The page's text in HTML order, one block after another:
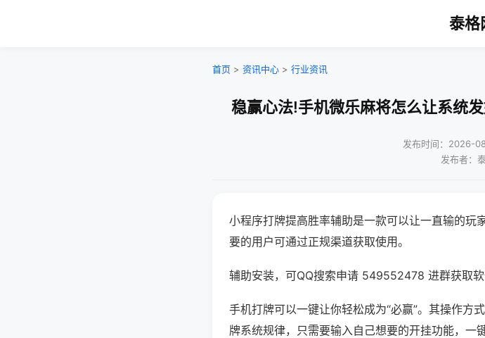
泰格
首页 > 资讯中心 > 行业资讯
稳赢心法!手机微乐麻将怎么让系统
发布时间：2026-
发布者：
小程序打牌提高胜率辅助是一款可以让一直输的玩
要的用户可通过正规渠道获取使用。
辅助安装，可QQ搜索申请 549552478 进群获取
手机打牌可以一键让你轻松成为“必赢”。其操作方
牌系统规律，只需要输入自己想要的开挂功能，一